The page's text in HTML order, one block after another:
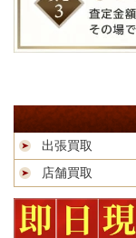
出張買取
店舗買取